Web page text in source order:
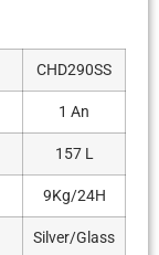
CHD290SS
1 An
157 L
9Kg/24H
Silver/Glass